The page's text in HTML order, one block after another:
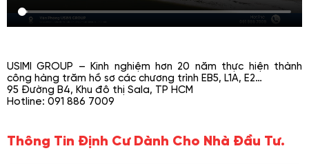
USIMI GROUP – Kinh nghiệm hơn 20 năm thực hiện thành
công hàng trăm hồ sơ các chương trình EB5, L1A, E2…
95 Đường B4, Khu đô thị Sala, TP HCM
Hotline: 091 886 7009
Thông Tin Định Cư Dành Cho Nhà Đầu Tư.